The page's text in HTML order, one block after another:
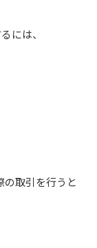
には、
の取引を行うと